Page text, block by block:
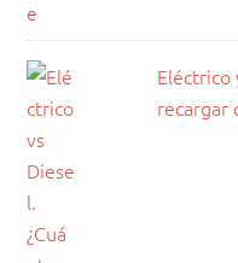
Eléctrico
recargar